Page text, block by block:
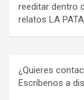
reeditar dentro
relatos LA
¿Quieres
Escríbenos a